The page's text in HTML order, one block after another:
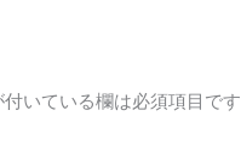
付いている欄は必須項目です